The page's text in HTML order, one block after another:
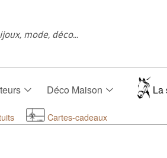
mode, déco...
Déco Maison La
Cartes-cadeaux